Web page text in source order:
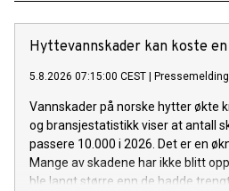
Hyttevannskader kan koste
5.8.2026 07:15:00 CEST | Pressemelding
Vannskader på norske hytter økte
og bransjestatistikk viser at antall
passere 10.000 i 2026. Det er en
Mange av skadene har ikke blitt
ble langt større enn de hadde